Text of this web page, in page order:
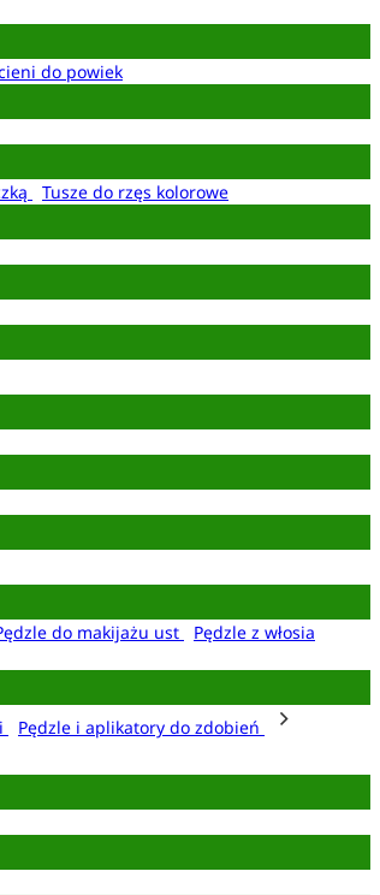
do powiek
Tusze do rzęs kolorowe
do makijażu ust
Pędzle z włosia
Pędzle i aplikatory do zdobień